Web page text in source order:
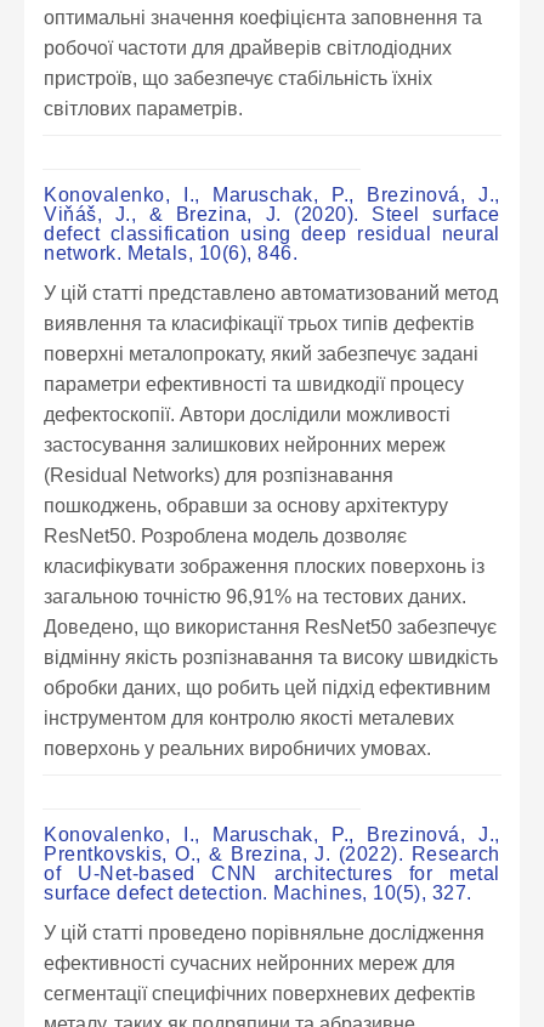
оптимальні значення коефіцієнта заповнення та
робочої частоти для драйверів світлодіодних
пристроїв, що забезпечує стабільність їхніх
світлових параметрів.
Konovalenko, I., Maruschak, P., Brezinová, J.,
Viňáš, J., & Brezina, J. (2020). Steel surface
defect classification using deep residual neural
network. Metals, 10(6), 846.
У цій статті представлено автоматизований метод
виявлення та класифікації трьох типів дефектів
поверхні металопрокату, який забезпечує задані
параметри ефективності та швидкодії процесу
дефектоскопії. Автори дослідили можливості
застосування залишкових нейронних мереж
(Residual Networks) для розпізнавання
пошкоджень, обравши за основу архітектуру
ResNet50. Розроблена модель дозволяє
класифікувати зображення плоских поверхонь із
загальною точністю 96,91% на тестових даних.
Доведено, що використання ResNet50 забезпечує
відмінну якість розпізнавання та високу швидкість
обробки даних, що робить цей підхід ефективним
інструментом для контролю якості металевих
поверхонь у реальних виробничих умовах.
Konovalenko, I., Maruschak, P., Brezinová, J.,
Prentkovskis, O., & Brezina, J. (2022). Research
of U-Net-based CNN architectures for metal
surface defect detection. Machines, 10(5), 327.
У цій статті проведено порівняльне дослідження
ефективності сучасних нейронних мереж для
сегментації специфічних поверхневих дефектів